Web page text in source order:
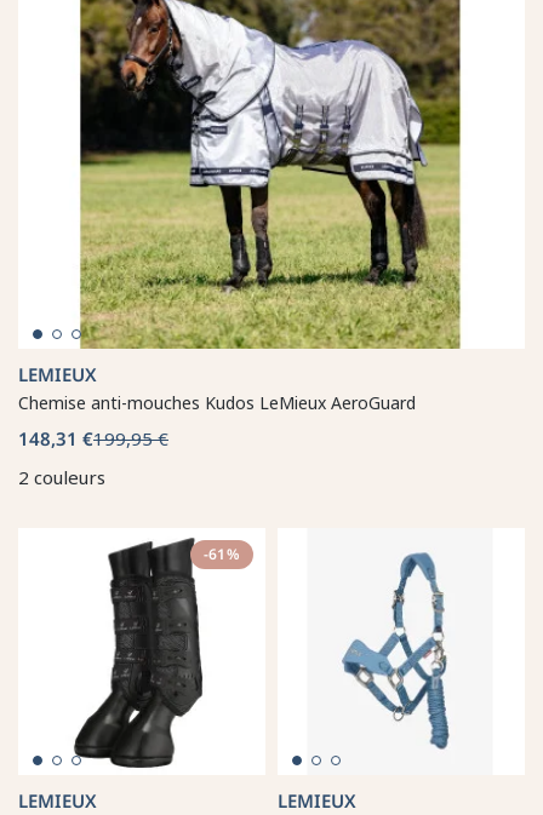
LEMIEUX
Chemise anti-mouches Kudos LeMieux AeroGuard
148,31 €199,95 €
2 couleurs
-61%
LEMIEUX LEMIEUX